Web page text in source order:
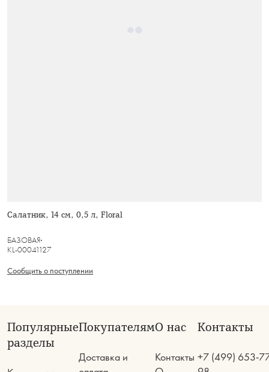
Салатник, 14 см, 0,5 л, Floral
БАЗОВАЯ
KL-00041127
Сообщить о поступлении
Популярные
разделы
Покупателям
Доставка и
О нас
Контакты
Контакты
+7 (499) 653-